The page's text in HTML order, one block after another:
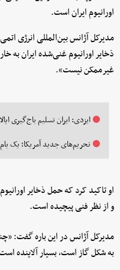
اورانیوم ایران است.
مدیرکل آژانس بین‌المللی انرژی
ذخایر اورانیوم غنی‌شده ایران به
غیرممکن نیست».
ایزدی: ایران تسلیم باج‌گیری
تحریم‌های جدید آمریکا؛ یک
او تاکید کرد که حمل ذخایر
و از نظر فنی پیچیده است.
مدیرکل آژانس در این باره گفت:
به شکل گاز است، بسیار آلاینده